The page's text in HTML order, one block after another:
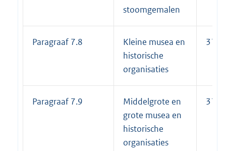
stoomgemalen
Paragraaf 7.8
Kleine musea en
historische
organisaties
31-
Paragraaf 7.9
Middelgrote en
grote musea en
historische
organisaties
31-